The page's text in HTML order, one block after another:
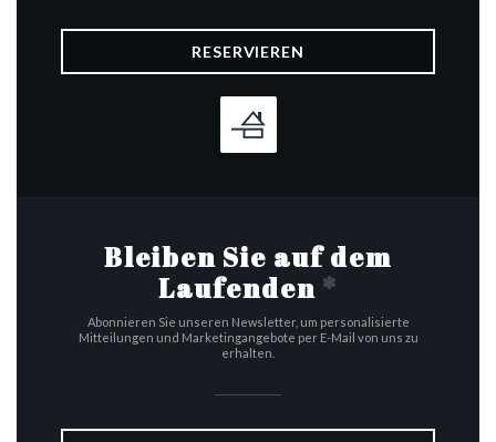
RESERVIEREN
Bleiben Sie auf dem
Laufenden *
Abonnieren Sie unseren Newsletter, um personalisierte
Mitteilungen und Marketingangebote per E-Mail von uns zu
erhalten.